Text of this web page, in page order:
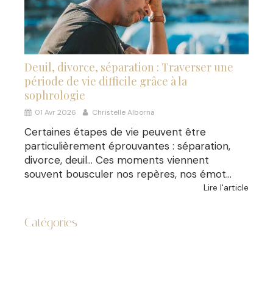
Deuil, divorce, séparation : Traverser une
période de vie difficile grâce à la
sophrologie
01 Avr 2026 Christelle Alborna
Certaines étapes de vie peuvent être
particulièrement éprouvantes : séparation,
divorce, deuil… Ces moments viennent
souvent bousculer nos repères, nos émot...
Lire l'article
Catégories